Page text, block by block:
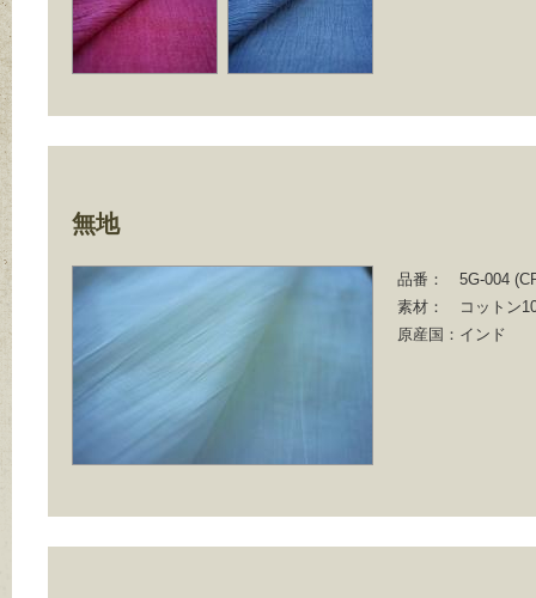
無地
品番：
5G-004
素材：
コットン
原産国： インド